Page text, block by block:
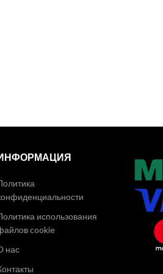
использования
cookie
нас